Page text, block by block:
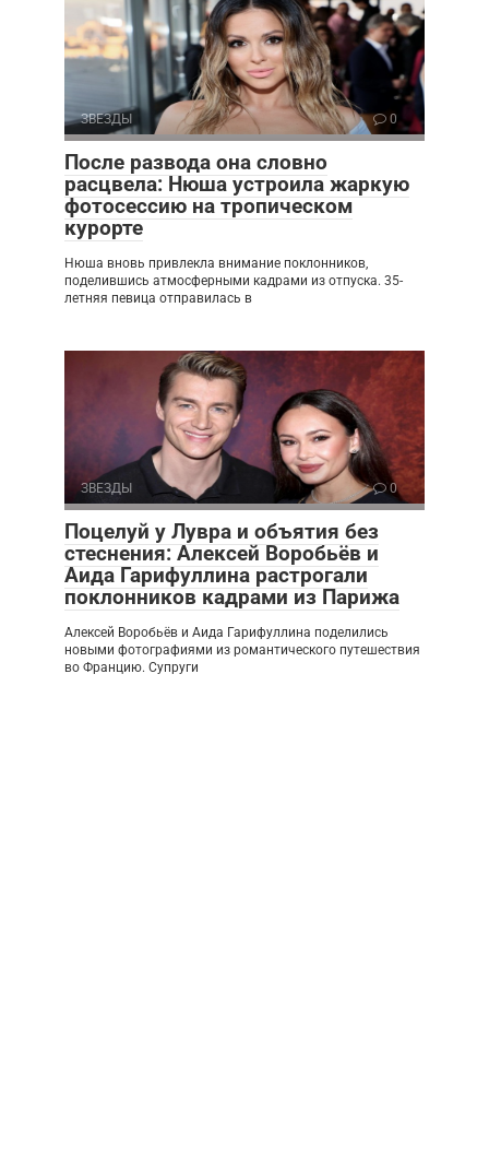
ЗВЕЗДЫ 0
После развода она словно
расцвела: Нюша устроила жаркую
фотосессию на тропическом
курорте
Нюша вновь привлекла внимание поклонников,
поделившись атмосферными кадрами из отпуска. 35-
летняя певица отправилась в
ЗВЕЗДЫ 0
Поцелуй у Лувра и объятия без
стеснения: Алексей Воробьёв и
Аида Гарифуллина растрогали
поклонников кадрами из Парижа
Алексей Воробьёв и Аида Гарифуллина поделились
новыми фотографиями из романтического путешествия
во Францию. Супруги